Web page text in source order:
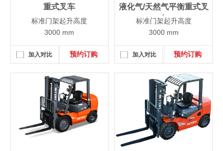
重式叉车
标准门架起升高度
3000 mm
加入对比 预约订购
液化气/天然气平衡重式叉
车
标准门架起升高度
3000 mm
加入对比 预约订购